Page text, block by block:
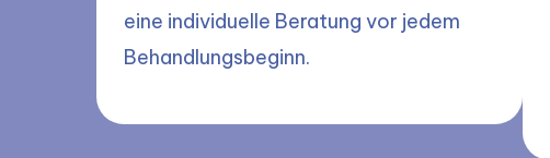
eine individuelle Beratung vor jedem
Behandlungs­beginn.